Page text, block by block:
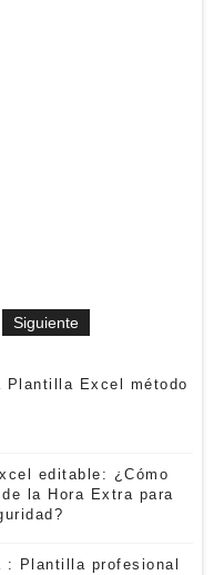
Siguiente
Plantilla Excel método
editable: ¿Cómo
la Hora Extra para
: Plantilla profesional